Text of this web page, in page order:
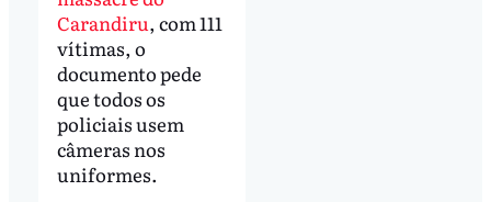
Carandiru, com 111
vítimas, o
documento pede
que todos os
policiais usem
câmeras nos
uniformes.